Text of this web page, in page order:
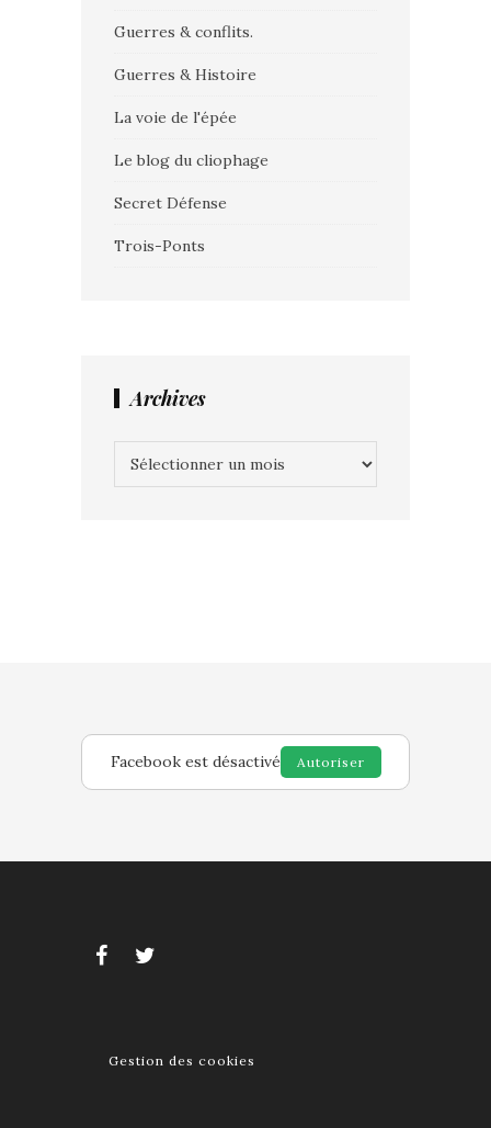
Guerres & conflits.
Guerres & Histoire
La voie de l'épée
Le blog du cliophage
Secret Défense
Trois-Ponts
Archives
Facebook est désactivé Autoriser
Gestion des cookies